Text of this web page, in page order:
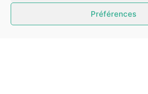
Préférences
Suivi de Joueur